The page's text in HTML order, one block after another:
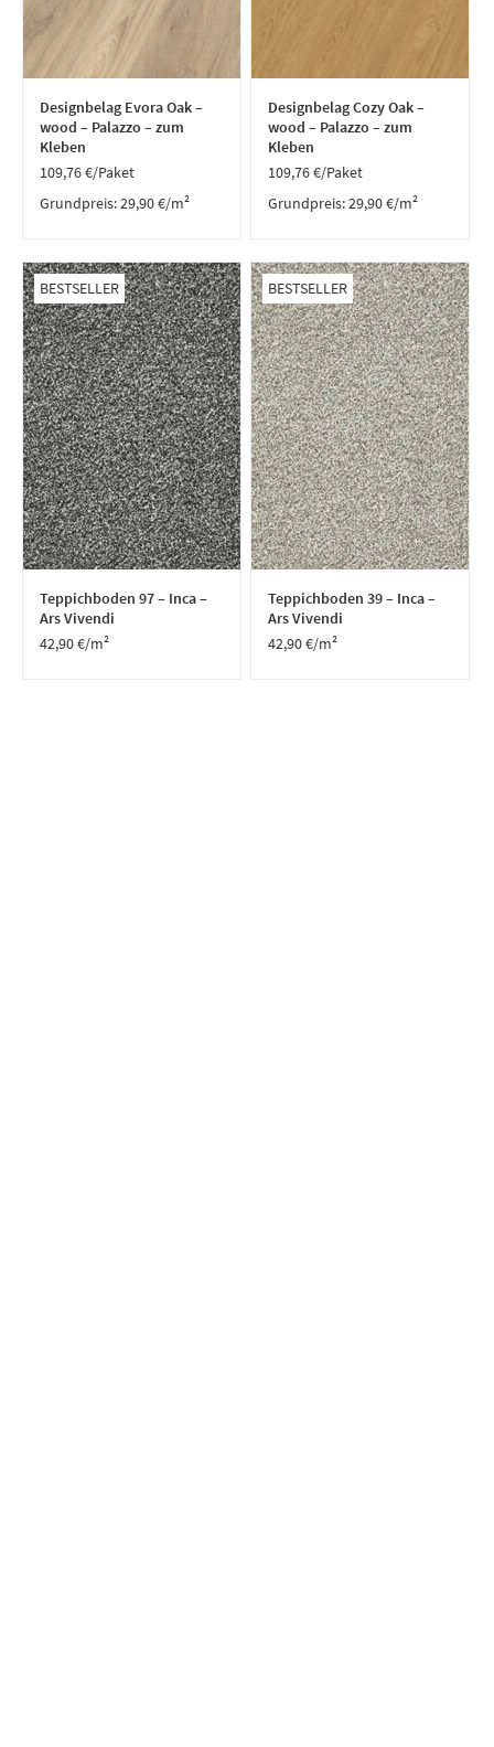
Designbelag Evora Oak –
wood – Palazzo – zum
Kleben
109,76€/Paket
Grundpreis:29,90€/m²
Designbelag Cozy Oak –
wood – Palazzo – zum
Kleben
109,76€/Paket
Grundpreis:29,90€/m²
BESTSELLER
Teppichboden 97 – Inca –
Ars Vivendi
42,90€/m²
BESTSELLER
Teppichboden 39 – Inca –
Ars Vivendi
42,90€/m²